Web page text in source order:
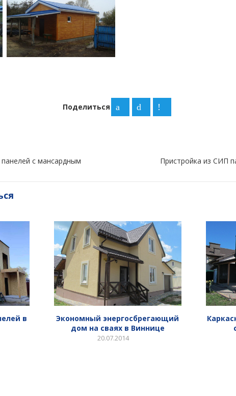
Поделиться
с мансардным
Пристройка из СИП
в
Экономный энергосбрегающий
дом на сваях в Виннице
20.07.2014